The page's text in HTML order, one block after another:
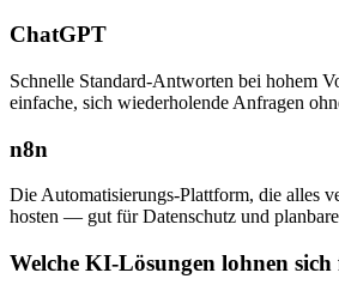
ChatGPT
Schnelle Standard-Antworten bei hohem
einfache, sich wiederholende Anfragen
n8n
Die Automatisierungs-Plattform, die alles
hosten — gut für Datenschutz und
Welche KI-Lösungen lohnen sich